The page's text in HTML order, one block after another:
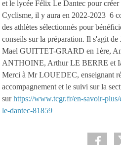
et le lycée Félix Le Dantec pour
Cyclisme, il y aura en 2022-2023 6
des athlètes sélectionnés pour
conseils sur la préparation. Il s'agit
Mael GUITTET-GRARD en 1ère,
ANTHOINE, Arthur LE BERRE et
Merci à Mr LOUEDEC, enseignant
accompagnement et le suivi sur la
surhttps://www.tcgr.fr/en-savoir-
le-dantec-81859